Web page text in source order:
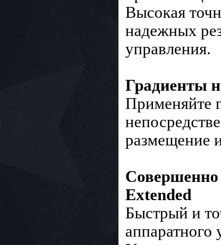
Высокая
надежных
управления.
Градиенты
Применяйте
размещение
Совершенно
Extended
Быстрый и
аппаратного